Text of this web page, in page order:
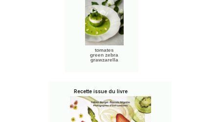
tomates
green zebra
grawzarella
Recette issue du livre